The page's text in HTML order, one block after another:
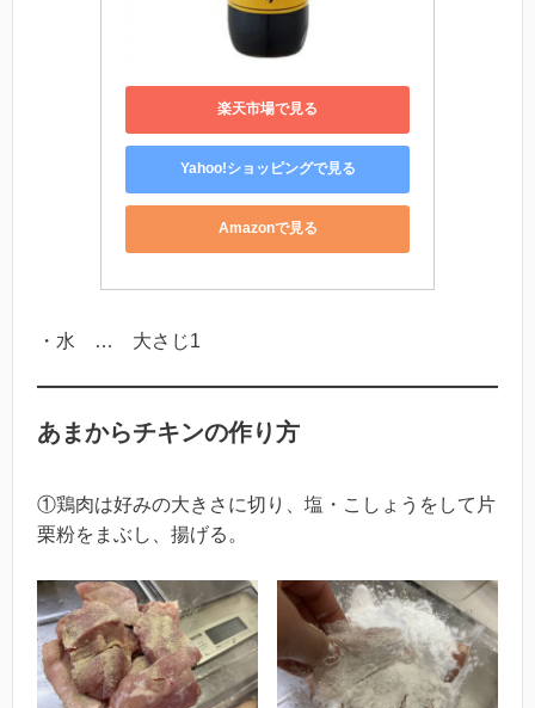
楽天市場で見る
Yahoo!ショッピングで見る
Amazonで見る
・水 … 大さじ1
あまからチキンの作り方
①鶏肉は好みの大きさに切り、塩・こしょうをして片
栗粉をまぶし、揚げる。